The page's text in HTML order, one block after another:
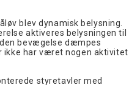
blev dynamisk belysning.
aktiveres belysningen til
bevægelse dæmpes
ikke har været nogen aktivitet
styretavler med